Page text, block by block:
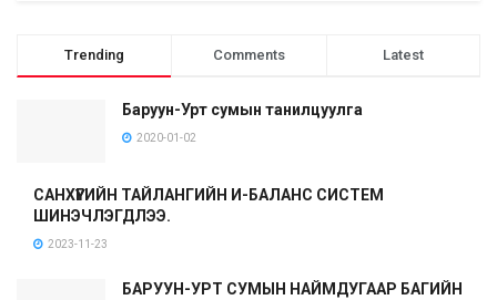
Trending Comments Latest
Баруун-Урт сумын танилцуулга
2020-01-02
САНХҮҮГИЙН ТАЙЛАНГИЙН И-БАЛАНС СИСТЕМ
ШИНЭЧЛЭГДЛЭЭ.
2023-11-23
БАРУУН-УРТ СУМЫН НАЙМДУГААР БАГИЙН